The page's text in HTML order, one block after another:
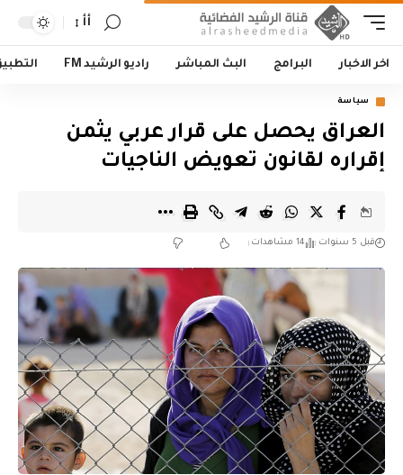
أأ
اخر الاخبار البرامج البث المباشر راديو الرشيد FM
سياسة
العراق يحصل على قرار عربي يثمن
إقراره لقانون تعويض الناجيات
قبل 5 سنوات 14 مشاهدات